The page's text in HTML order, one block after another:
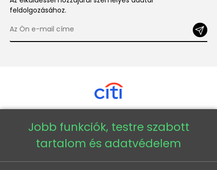
feldolgozásához.
Copyright © 2026 - Veneti™
Jobb funkciók, testre szabott
tartalom és adatvédelem